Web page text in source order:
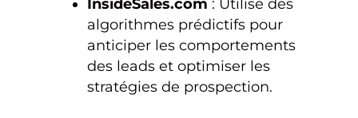
InsideSales.com : Utilise des
algorithmes prédictifs pour
anticiper les comportements
des leads et optimiser les
stratégies de prospection.